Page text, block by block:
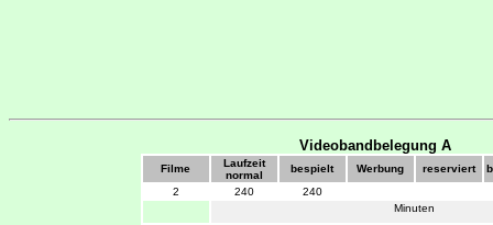
Videobandbelegung A
Filme
Laufzeit
normal
bespielt Werbung reserviert
2
240
240
Minuten